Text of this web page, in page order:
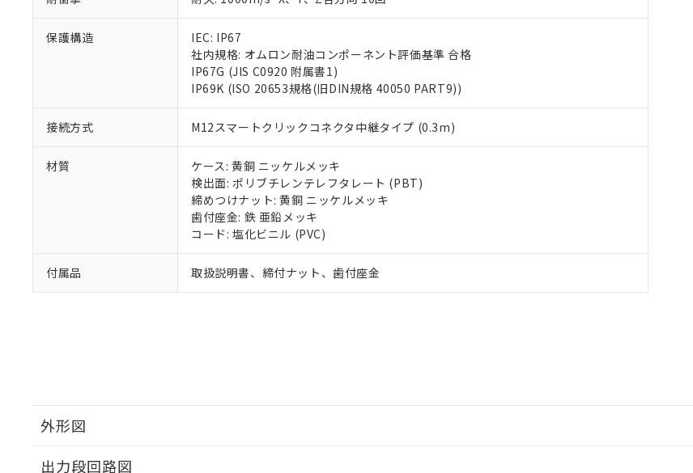
保護構造
IEC: IP67
社内規格: オムロン耐油コンポーネント評価基準 合格
IP67G (JIS C0920 附属書1)
IP69K (ISO 20653規格(旧DIN規格 40050 PART9))
接続方式 M12スマートクリックコネクタ中継タイプ (0.3m)
材質
ケース: 黄銅 ニッケルメッキ
検出面: ポリブチレンテレフタレート (PBT)
締めつけナット: 黄銅 ニッケルメッキ
歯付座金: 鉄 亜鉛メッキ
コード: 塩化ビニル (PVC)
付属品 取扱説明書、締付ナット、歯付座金
外形図
出力段回路図